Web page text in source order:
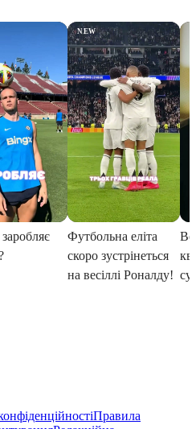
Правила